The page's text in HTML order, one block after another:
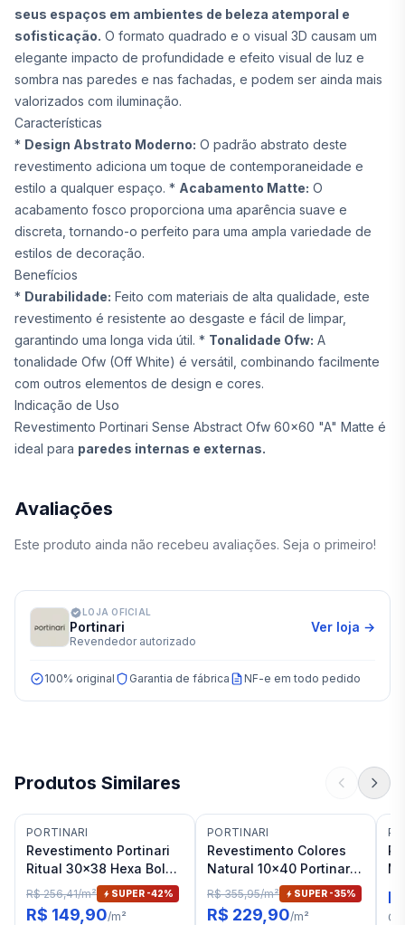
seus espaços em ambientes de beleza atemporal e
sofisticação. O formato quadrado e o visual 3D causam um
elegante impacto de profundidade e efeito visual de luz e
sombra nas paredes e nas fachadas, e podem ser ainda mais
valorizados com iluminação.
Características
* Design Abstrato Moderno: O padrão abstrato deste
revestimento adiciona um toque de contemporaneidade e
estilo a qualquer espaço. * Acabamento Matte: O
acabamento fosco proporciona uma aparência suave e
discreta, tornando-o perfeito para uma ampla variedade de
estilos de decoração.
Benefícios
* Durabilidade: Feito com materiais de alta qualidade, este
revestimento é resistente ao desgaste e fácil de limpar,
garantindo uma longa vida útil. * Tonalidade Ofw: A
tonalidade Ofw (Off White) é versátil, combinando facilmente
com outros elementos de design e cores.
Indicação de Uso
Revestimento Portinari Sense Abstract Ofw 60x60 "A" Matte é
ideal para paredes internas e externas.
Avaliações
Este produto ainda não recebeu avaliações. Seja o primeiro!
LOJA OFICIAL
Portinari
Revendedor autorizado
Ver loja →
100% original Garantia de fábrica NF-e em todo pedido
Produtos Similares
PORTINARI
Revestimento Portinari
Ritual 30x38 Hexa Bold
Ofw Natural "A"
R$ 256,41/m² SUPER -42%
R$ 149,90/m²
PORTINARI
Revestimento Colores
Natural 10x40 Portinari
Bk Bold "A"
R$ 355,95/m² SUPER -35%
R$ 229,90/m²